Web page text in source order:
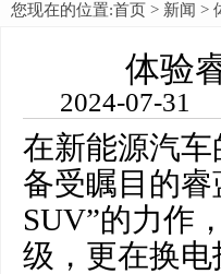
您现在的位置:首页 > 新闻 >
体验
在新能源汽
备受瞩目的
SUV”的力作
级，更在换